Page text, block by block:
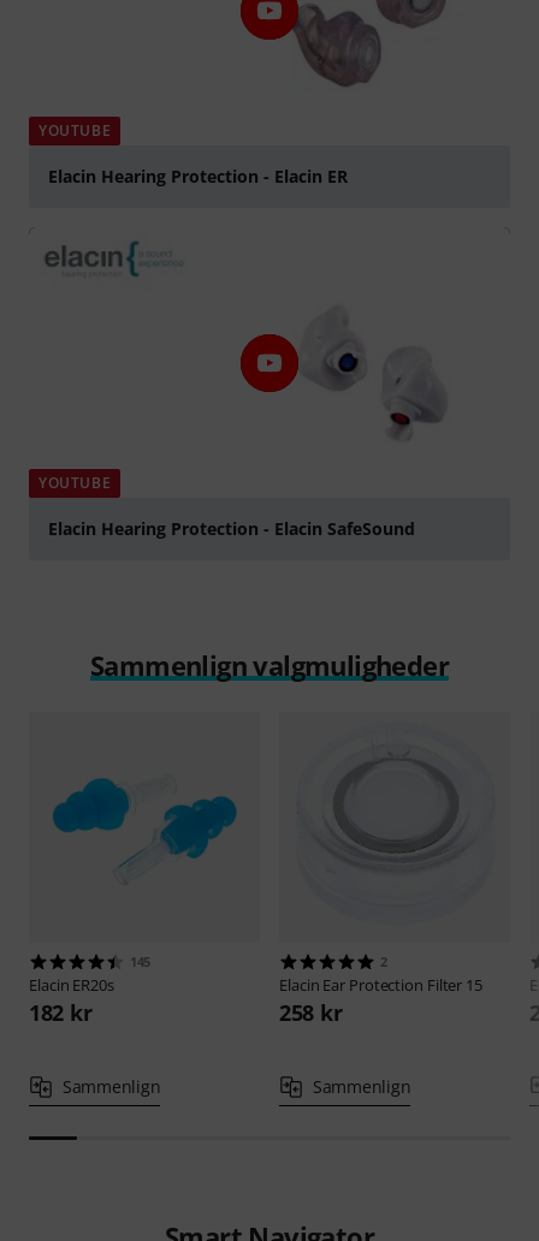
YOUTUBE
Elacin Hearing Protection - Elacin ER
YOUTUBE
Elacin Hearing Protection - Elacin SafeSound
Sammenlign valgmuligheder
145
Elacin ER20s
182 kr
Sammenlign
2
Elacin Ear Protection Filter 15
258 kr
Sammenlign